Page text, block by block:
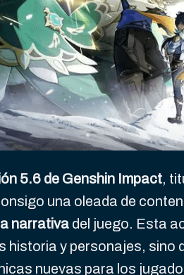
5.6 de Genshin Impact,
una oleada de
narrativa del juego. Esta
historia y personajes, sino
nuevas para los